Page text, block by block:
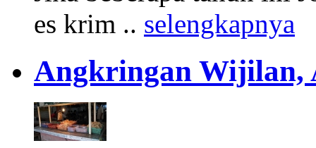
es krim .. selengkapnya
Angkringan Wijilan,